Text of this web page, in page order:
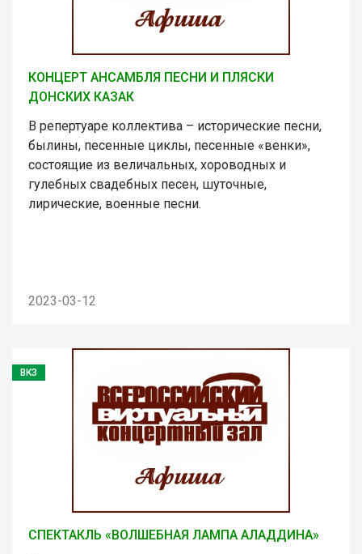
КОНЦЕРТ АНСАМБЛЯ ПЕСНИ И ПЛЯСКИ
ДОНСКИХ КАЗАК
В репертуаре коллектива – исторические песни,
былины, песенные циклы, песенные «венки»,
состоящие из величальных, хороводных и
гулебных свадебных песен, шуточные,
лирические, военные песни.
2023-03-12
ВКЗ
СПЕКТАКЛЬ «ВОЛШЕБНАЯ ЛАМПА АЛАДДИНА»